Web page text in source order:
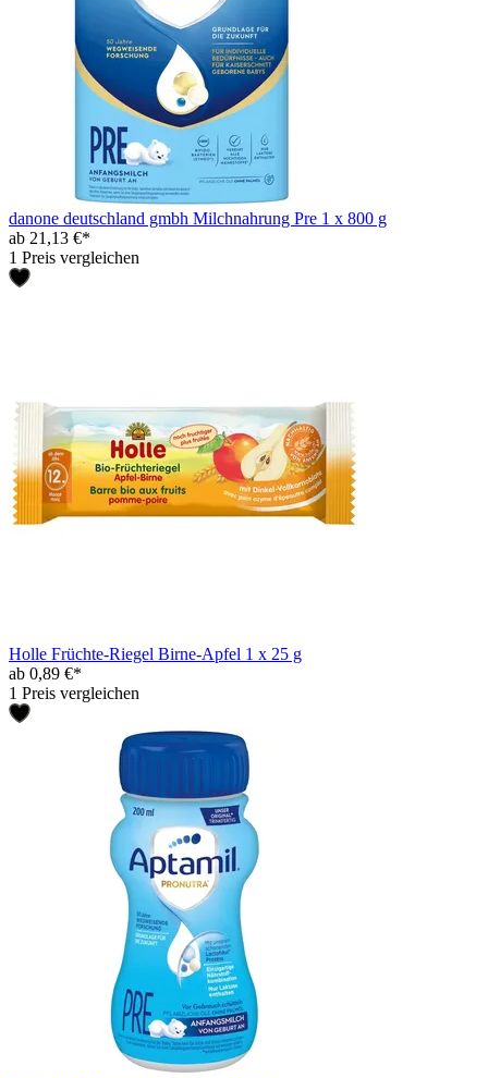
danone deutschland gmbh Milchnahrung Pre 1 x 800 g
ab 21,13 €*
1 Preis vergleichen
Holle Früchte-Riegel Birne-Apfel 1 x 25 g
ab 0,89 €*
1 Preis vergleichen